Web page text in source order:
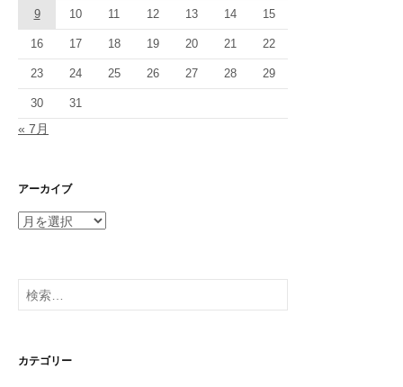
9 10 11 12 13 14 15
16 17 18 19 20 21 22
23 24 25 26 27 28 29
30 31
« 7月
アーカイブ
ア
イ
ブ
検
索:
カテゴリー